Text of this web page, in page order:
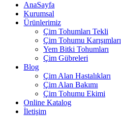
AnaSayfa
Kurumsal
Ürünlerimiz
Çim Tohumları Tekli
Çim Tohumu Karışımları
Yem Bitki Tohumları
Çim Gübreleri
Blog
Çim Alan Hastalıkları
Çim Alan Bakımı
Çim Tohumu Ekimi
Online Katalog
İletişim